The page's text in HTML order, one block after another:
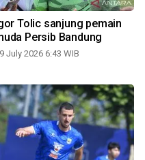
Tolic sanjung pemain
Persib Bandung
July 2026 6:43 WIB